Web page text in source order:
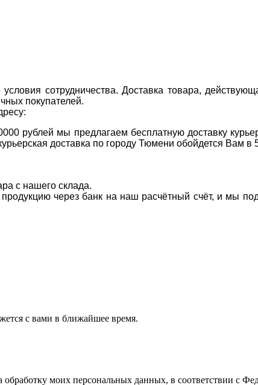
сотрудничества. Доставка товара,
покупателей.
рублей мы предлагаем бесплатную доставку
доставка по городу Тюмени обойдется Вам в
с нашего склада.
через банк на наш расчётный счёт, и мы
с вами в ближайшее время.
моих персональных данных, в соответствии с